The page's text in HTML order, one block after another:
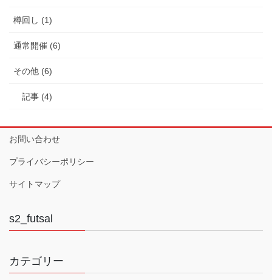
樽回し (1)
通常開催 (6)
その他 (6)
記事 (4)
お問い合わせ
プライバシーポリシー
サイトマップ
s2_futsal
カテゴリー